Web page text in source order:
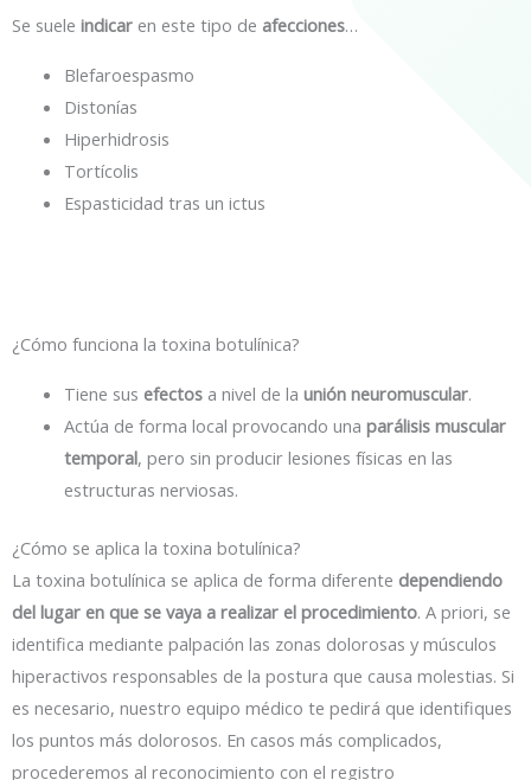
Se suele indicar en este tipo de afecciones…
Blefaroespasmo
Distonías
Hiperhidrosis
Tortícolis
Espasticidad tras un ictus
¿Cómo funciona la toxina botulínica?
Tiene sus efectosa nivel de la unión neuromuscular.
Actúa de forma local provocando una parálisis muscular
temporal, pero sin producir lesiones físicas en las
estructuras nerviosas.
¿Cómo se aplica la toxina botulínica?
La toxina botulínica se aplica de forma diferente dependiendo
del lugar en que se vaya a realizar el procedimiento. A priori, se
identifica mediante palpación las zonas dolorosas y músculos
hiperactivos responsables de la postura que causa molestias. Si
es necesario, nuestro equipo médico te pedirá que identifiques
los puntos más dolorosos. En casos más complicados,
procederemos al reconocimiento con el registro